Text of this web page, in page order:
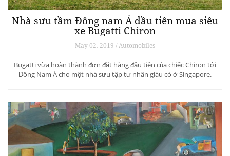
Nhà sưu tầm Đông nam Á đầu tiên mua siêu
xe Bugatti Chiron
May 02, 2019 / Automobiles
Bugatti vừa hoàn thành đơn đặt hàng đầu tiên của chiếc Chiron tới
Đông Nam Á cho một nhà sưu tập tư nhân giàu có ở Singapore.